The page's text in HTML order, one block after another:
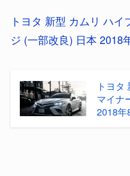
トヨタ 新型 カムリ ハ
ジ (一部改良) 日本 2018
トヨ
マイナ
2018年